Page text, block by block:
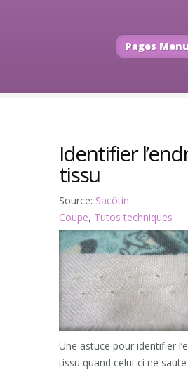
Pages
Identifier
tissu
Source: Sacôtin
Coupe, Tutos techniques
Une astuce pour identifier
tissu quand celui-ci ne